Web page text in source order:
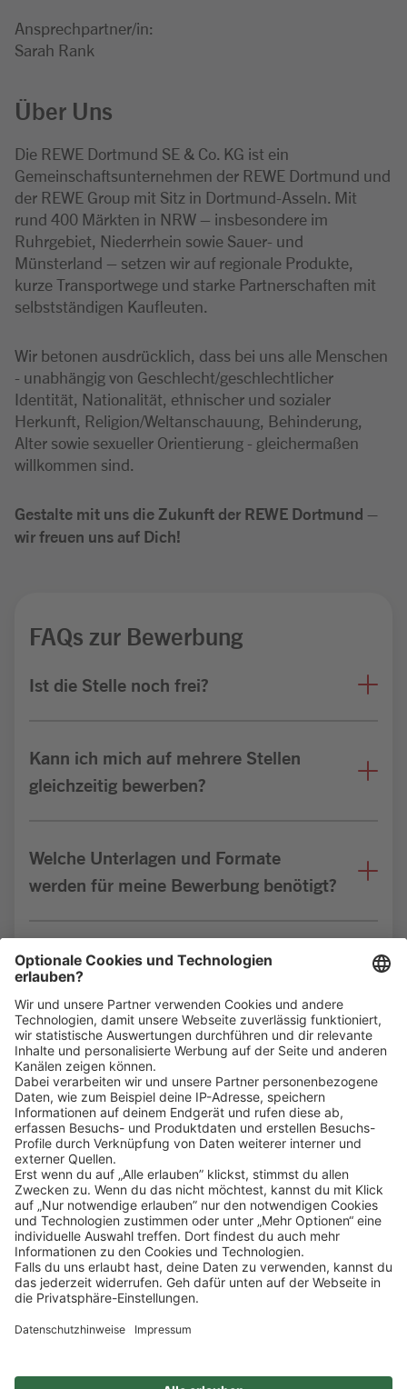
Ansprechpartner/in:
Sarah Rank
Über Uns
Die REWE Dortmund SE & Co. KG ist ein
Gemeinschaftsunternehmen der REWE Dortmund und
der REWE Group mit Sitz in Dortmund-Asseln. Mit
rund 400 Märkten in NRW – insbesondere im
Ruhrgebiet, Niederrhein sowie Sauer- und
Münsterland – setzen wir auf regionale Produkte,
kurze Transportwege und starke Partnerschaften mit
selbstständigen Kaufleuten.
Wir betonen ausdrücklich, dass bei uns alle Menschen
- unabhängig von Geschlecht/geschlechtlicher
Identität, Nationalität, ethnischer und sozialer
Herkunft, Religion/Weltanschauung, Behinderung,
Alter sowie sexueller Orientierung - gleichermaßen
willkommen sind.
Gestalte mit uns die Zukunft der REWE Dortmund –
wir freuen uns auf Dich!
FAQs zur Bewerbung
Ist die Stelle noch frei?
Kann ich mich auf mehrere Stellen
gleichzeitig bewerben?
Welche Unterlagen und Formate
werden für meine Bewerbung benötigt?
Bin ich für die Stelle geeignet?
Klickehier, um alle offenen Jobs zu sehen.
Impressum Datenschutz
Privatsphäre-Einstellungen
FAQ
Veranstaltungen
Sitemap